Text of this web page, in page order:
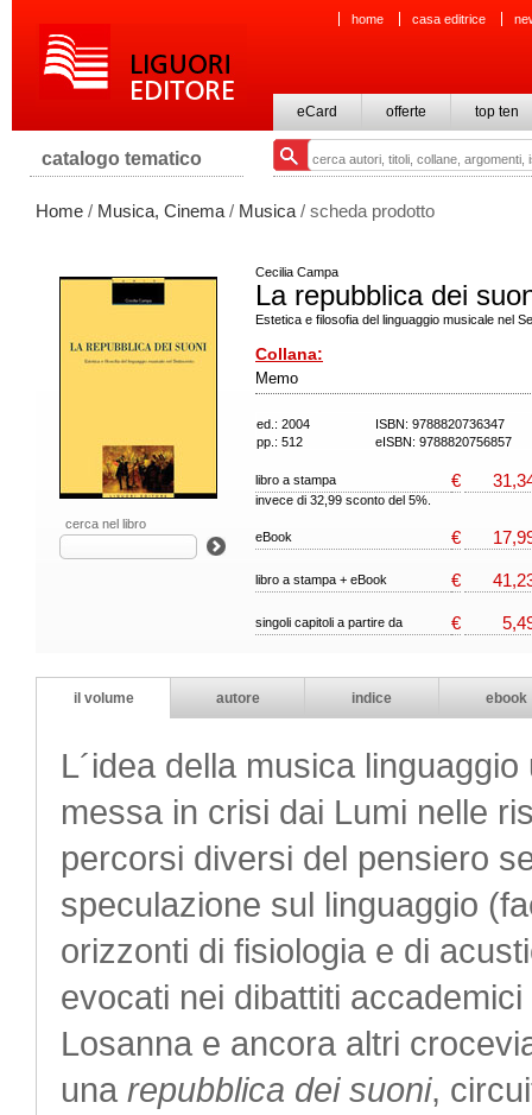
home casa editrice
eCard offerte top ten
catalogo tematico
Home / Musica, Cinema / Musica / scheda prodotto
cerca nel libro
Cecilia Campa
La repubblica dei
Estetica e filosofia del linguaggio musicale nel
Collana:
Memo
ed.: 2004
ISBN: 9788820736347
pp.: 512
eISBN: 9788820756857
libro a stampa €
invece di 32,99 sconto del 5%.
eBook €
libro a stampa + eBook €
singoli capitoli a partire da €
il volume autore indice ebook
L´idea della musica
messa in crisi dai Lumi nelle
percorsi diversi del pensiero
speculazione sul linguaggio
orizzonti di fisiologia e di
evocati nei dibattiti
Losanna e ancora altri
una repubblica dei suoni,